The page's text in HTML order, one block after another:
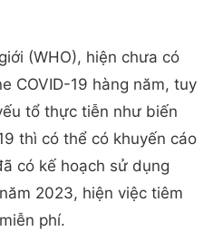
(WHO), hiện chưa có
COVID-19 hàng năm, tuy
tổ thực tiễn như biến
thì có thể có khuyến cáo
có kế hoạch sử dụng
2023, hiện việc tiêm
phí.